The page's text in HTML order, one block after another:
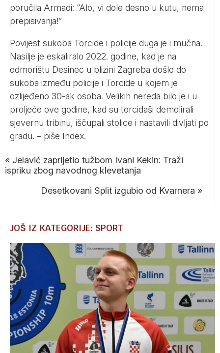
poručila Armadi: “Alo, vi dole desno u kutu, nema
prepisivanja!”
Povijest sukoba Torcide i policije duga je i mučna.
Nasilje je eskaliralo 2022. godine, kad je na
odmorištu Desinec u blizini Zagreba došlo do
sukoba između policije i Torcide u kojem je
ozlijeđeno 30-ak osoba. Velikih nereda bilo je i u
proljeće ove godine, kad su torcidaši demolirali
sjevernu tribinu, iščupali stolice i nastavili divljati po
gradu. – piše Index.
« Jelavić zaprijetio tužbom Ivani Kekin: Traži
ispriku zbog navodnog klevetanja
Desetkovani Split izgubio od Kvarnera »
JOŠ IZ KATEGORIJE: SPORT